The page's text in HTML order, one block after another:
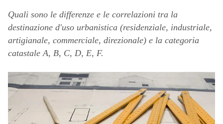
Quali sono le differenze e le correlazioni tra la
destinazione d'uso urbanistica (residenziale, industriale,
artigianale, commerciale, direzionale) e la categoria
catastale A, B, C, D, E, F.